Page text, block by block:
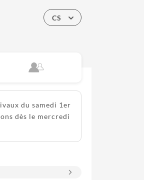
CS
du samedi 1er
dès le mercredi